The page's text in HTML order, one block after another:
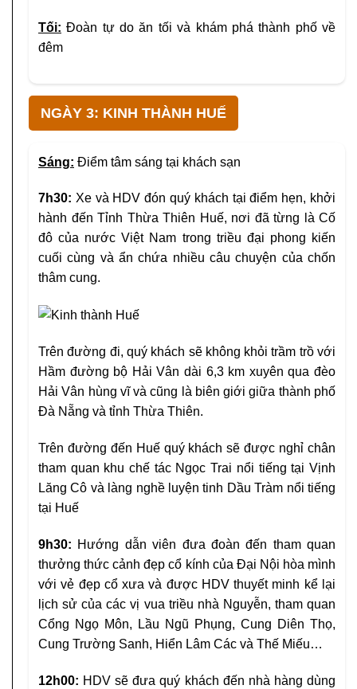
Tối: Đoàn tự do ăn tối và khám phá thành phố về
đêm
NGÀY 3: KINH THÀNH HUẾ
Sáng: Điểm tâm sáng tại khách sạn
7h30: Xe và HDV đón quý khách tại điểm hẹn, khởi
hành đến Tỉnh Thừa Thiên Huế, nơi đã từng là Cố
đô của nước Việt Nam trong triều đại phong kiến
cuối cùng và ẩn chứa nhiều câu chuyện của chốn
thâm cung.
Trên đường đi, quý khách sẽ không khỏi trầm trồ với
Hầm đường bộ Hải Vân dài 6,3 km xuyên qua đèo
Hải Vân hùng vĩ và cũng là biên giới giữa thành phố
Đà Nẵng và tỉnh Thừa Thiên.
Trên đường đến Huế quý khách sẽ được nghỉ chân
tham quan khu chế tác Ngọc Trai nổi tiếng tại Vịnh
Lăng Cô và làng nghề luyện tinh Dầu Tràm nổi tiếng
tại Huế
9h30: Hướng dẫn viên đưa đoàn đến tham quan
thưởng thức cảnh đẹp cổ kính của Đại Nội hòa mình
với vẻ đẹp cổ xưa và được HDV thuyết minh kể lại
lịch sử của các vị vua triều nhà Nguyễn, tham quan
Cổng Ngọ Môn, Lầu Ngũ Phụng, Cung Diên Thọ,
Cung Trường Sanh, Hiển Lâm Các và Thế Miếu…
12h00: HDV sẽ đưa quý khách đến nhà hàng dùng